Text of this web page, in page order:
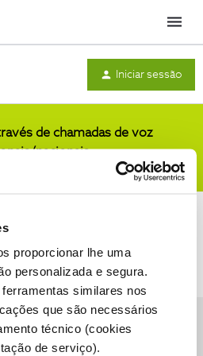
proporcionar lhe uma
personalizada e segura.
similares nos
que são necessários
técnico (cookies
de serviço).
Menu
Iniciar sessão
de chamadas de voz
nacionais
Accessibility statement